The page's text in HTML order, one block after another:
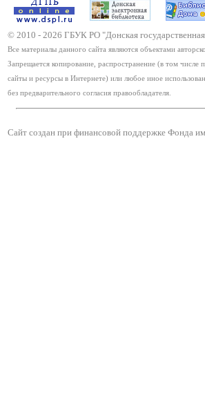
© 2010 - 2026 ГБУК РО "Донская
Все материалы данного сайта являются объектами
Запрещается копирование, распространение (в том числе
сайты и ресурсы в Интернете) или любое иное
без предварительного согласия правообладателя.
Сайт создан при финансовой поддержке Фонда